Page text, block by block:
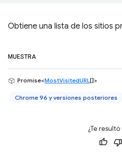
Obtiene una lista de los sitios
MUESTRA
Promise<MostVisitedURL[]>
Chrome 96 y versiones posteriores
¿Te resultó